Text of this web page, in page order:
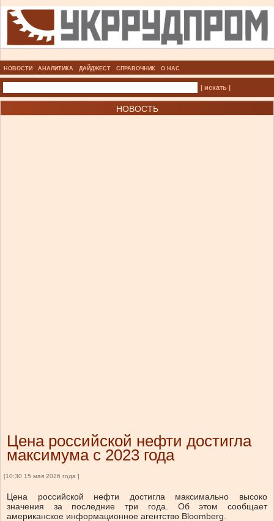
НОВОСТИ АНАЛИТИКА ДАЙДЖЕСТ СПРАВОЧНИК О НАС
| искать |
НОВОСТЬ
Цена российской нефти достигла
максимума с 2023 года
[10:30 15 мая 2026 года ]
Цена российской нефти достигла максимально высоко
значения за последние три года. Об этом сообщает
американское информационное агентство Bloomberg.